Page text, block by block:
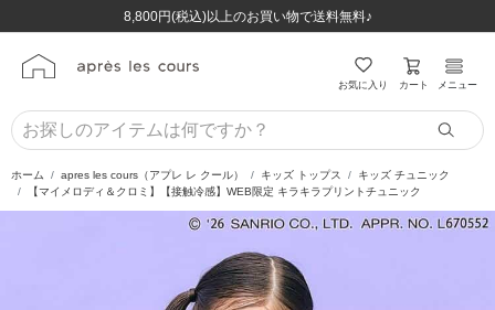
8,800円(税込)以上のお買い物で送料無料♪
ほぼ全品半額！！8/12(水)お昼12:59まで！！
8,800円(税込)以上のお買い物で送料無料♪
ほぼ全品半額！！8/12(水)お昼12:59まで！！
お気に入り カート メニュー
ホーム apres les cours（アプレ レ クール） キッズ トップス
キッズ チュニック
【マイメロディ＆クロミ】【接触冷感】WEB限定 キラキラプリントチュニック